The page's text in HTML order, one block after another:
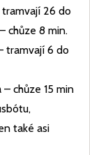
tramvají 26 do
chůze 8 min.
tramvají 6 do
chůze 15 min
také asi